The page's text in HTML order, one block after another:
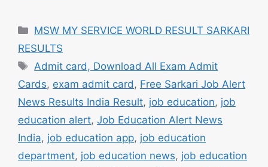
Categories
MSW MY SERVICE WORLD RESULT SARKARI
RESULTS
Tags
Admit card, Download All Exam Admit
Cards, exam admit card, Free Sarkari Job Alert
News Results India Result, job education, job
education alert, Job Education Alert News
India, job education app, job education
department, job education news, job education